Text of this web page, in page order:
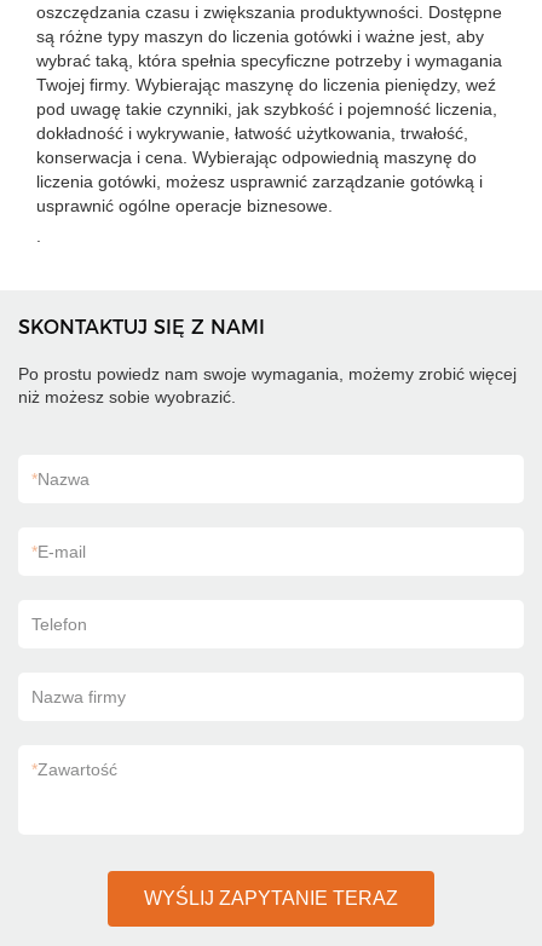
oszczędzania czasu i zwiększania produktywności. Dostępne
są różne typy maszyn do liczenia gotówki i ważne jest, aby
wybrać taką, która spełnia specyficzne potrzeby i wymagania
Twojej firmy. Wybierając maszynę do liczenia pieniędzy, weź
pod uwagę takie czynniki, jak szybkość i pojemność liczenia,
dokładność i wykrywanie, łatwość użytkowania, trwałość,
konserwacja i cena. Wybierając odpowiednią maszynę do
liczenia gotówki, możesz usprawnić zarządzanie gotówką i
usprawnić ogólne operacje biznesowe.
SKONTAKTUJ SIĘ Z NAMI
Po prostu powiedz nam swoje wymagania, możemy zrobić więcej
niż możesz sobie wyobrazić.
*Nazwa
*E-mail
Telefon
Nazwa firmy
*Zawartość
WYŚLIJ ZAPYTANIE TERAZ